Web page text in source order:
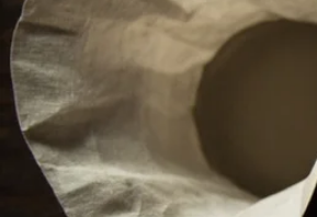
濾布：傳統工藝的細膩平衡